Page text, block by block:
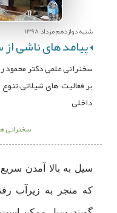
شنبه دوازدهم مرداد 1398
پیامد های ناشی
سخنرانی علمی دکتر محمود
بر فعالیت های
داخلی
سخنرانی
سیل به بالا آمدن
كه منجر به زیرآب